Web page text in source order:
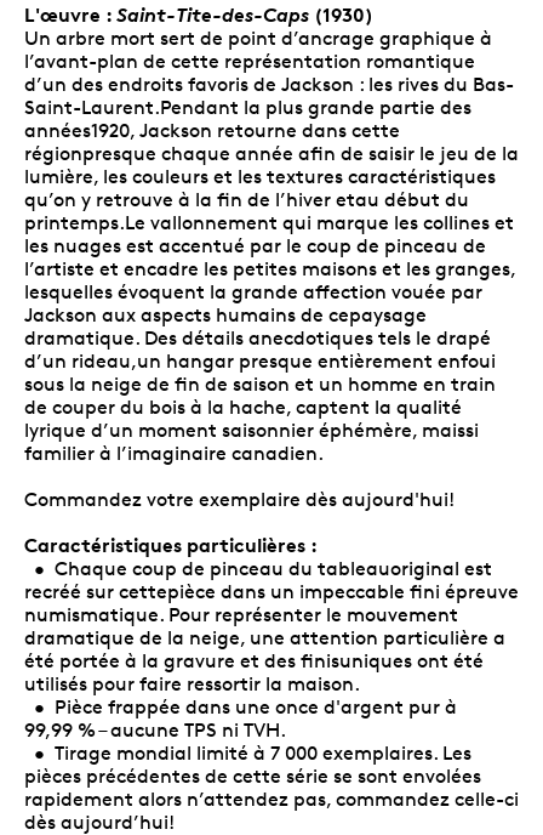
L'œuvre : Saint-Tite-des-Caps (1930)
Un arbre mort sert de point d’ancrage graphique à
l’avant-plan de cette représentation romantique
d’un des endroits favoris de Jackson : les rives du Bas-
Saint-Laurent.Pendant la plus grande partie des
années1920, Jackson retourne dans cette
régionpresque chaque année afin de saisir le jeu de la
lumière, les couleurs et les textures caractéristiques
qu’on y retrouve à la fin de l’hiver etau début du
printemps.Le vallonnement qui marque les collines et
les nuages est accentué par le coup de pinceau de
l’artiste et encadre les petites maisons et les granges,
lesquelles évoquent la grande affection vouée par
Jackson aux aspects humains de cepaysage
dramatique. Des détails anecdotiques tels le drapé
d’un rideau,un hangar presque entièrement enfoui
sous la neige de fin de saison et un homme en train
de couper du bois à la hache, captent la qualité
lyrique d’un moment saisonnier éphémère, maissi
familier à l’imaginaire canadien.
Commandez votre exemplaire dès aujourd'hui!
Caractéristiques particulières :
• Chaque coup de pinceau du tableauoriginal est
recréé sur cettepièce dans un impeccable fini épreuve
numismatique. Pour représenter le mouvement
dramatique de la neige, une attention particulière a
été portée à la gravure et des finisuniques ont été
utilisés pour faire ressortir la maison.
• Pièce frappée dans une once d'argent pur à
99,99 % – aucune TPS ni TVH.
• Tirage mondial limité à 7 000 exemplaires. Les
pièces précédentes de cette série se sont envolées
rapidement alors n’attendez pas, commandez celle-ci
dès aujourd’hui!